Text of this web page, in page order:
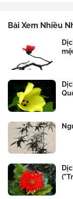
Bài Xem Nhiều